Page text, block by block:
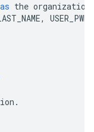
as the organization
, USER_PWD
.